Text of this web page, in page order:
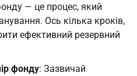
— це процес, який
Ось кілька кроків,
ефективний резервний
фонду: Зазвичай